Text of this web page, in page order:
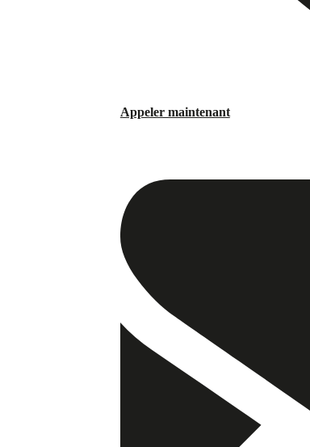
Appeler maintenant